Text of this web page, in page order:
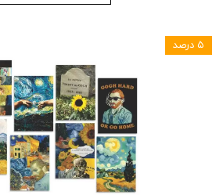
۵ درصد